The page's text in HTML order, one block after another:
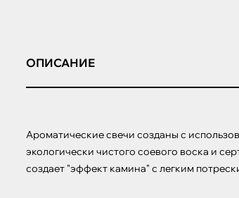
ОПИСАНИЕ
Ароматические свечи созданы с
экологически чистого соевого воска и
создает "эффект камина" с легким